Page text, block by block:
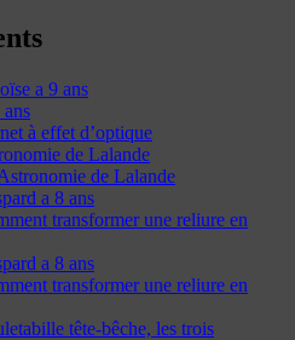
a 9 ans
à effet d’optique
de Lalande
de Lalande
a 8 ans
transformer une reliure en
a 8 ans
transformer une reliure en
tête-bêche, les trois